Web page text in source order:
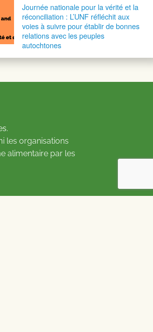
Journée nationale pour la vérité et la
réconciliation : L’UNF réfléchit aux
voies à suivre pour établir de bonnes
relations avec les peuples
autochtones
les organisations
alimentaire par les